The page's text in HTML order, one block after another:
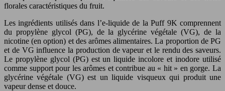
florales caractéristiques du fruit.
Les ingrédients utilisés dans l’e-liquide de la Puff 9K comprennent
du propylène glycol (PG), de la glycérine végétale (VG), de la
nicotine (en option) et des arômes alimentaires. La proportion de PG
et de VG influence la production de vapeur et le rendu des saveurs.
Le propylène glycol (PG) est un liquide incolore et inodore utilisé
comme support pour les arômes et contribue au « hit » en gorge. La
glycérine végétale (VG) est un liquide visqueux qui produit une
vapeur dense et douce.